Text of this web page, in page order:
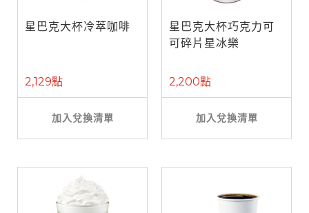
星巴克大杯冷萃咖啡
2,129點
加入兌換清單
星巴克大杯巧克力可
可碎片星冰樂
2,200點
加入兌換清單